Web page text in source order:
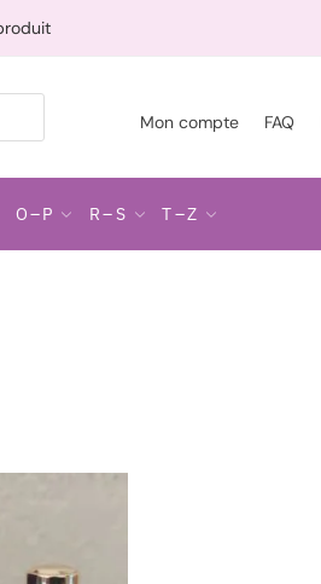
Mon compte FAQ
O – P R – S T – Z